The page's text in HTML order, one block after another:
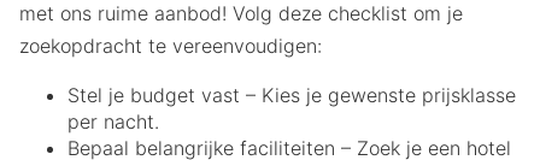
met ons ruime aanbod! Volg deze checklist om je
zoekopdracht te vereenvoudigen:
Stel je budget vast – Kies je gewenste prijsklasse
per nacht.
Bepaal belangrijke faciliteiten – Zoek je een hotel